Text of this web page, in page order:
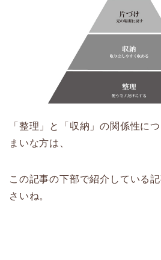
「整理」と「収納」の関係性に
まいな方は、
この記事の下部で紹介している
さいね。